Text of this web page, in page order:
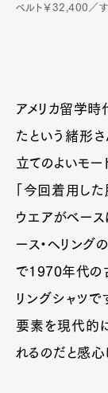
Pen
ベルト￥32,400／す
アメリカ留学時
たという緒形
立てのよいモー
「今回着用し
ウエアがベース
ース・ヘリング
で1970年代の
リングシャツで
要素を現代的
れるのだと感心